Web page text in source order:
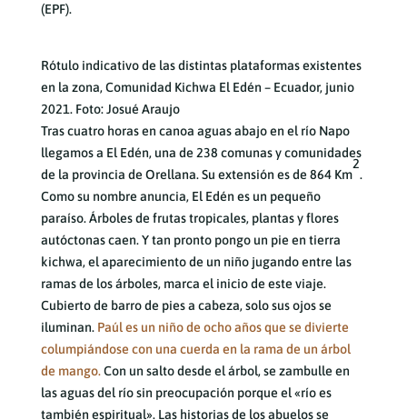
(EPF).
Rótulo indicativo de las distintas plataformas existentes
en la zona, Comunidad Kichwa El Edén – Ecuador, junio
2021. Foto: Josué Araujo
Tras cuatro horas en canoa aguas abajo en el río Napo
llegamos a El Edén, una de 238 comunas y comunidades
de la provincia de Orellana. Su extensión es de 864 Km
2
.
Como su nombre anuncia, El Edén es un pequeño
paraíso. Árboles de frutas tropicales, plantas y flores
autóctonas caen. Y tan pronto pongo un pie en tierra
kichwa, el aparecimiento de un niño jugando entre las
ramas de los árboles, marca el inicio de este viaje.
Cubierto de barro de pies a cabeza, solo sus ojos se
iluminan. Paúl es un niño de ocho años que se divierte
columpiándose con una cuerda en la rama de un árbol
de mango.Con un salto desde el árbol, se zambulle en
las aguas del río sin preocupación porque el «río es
también espiritual». Las historias de los abuelos se